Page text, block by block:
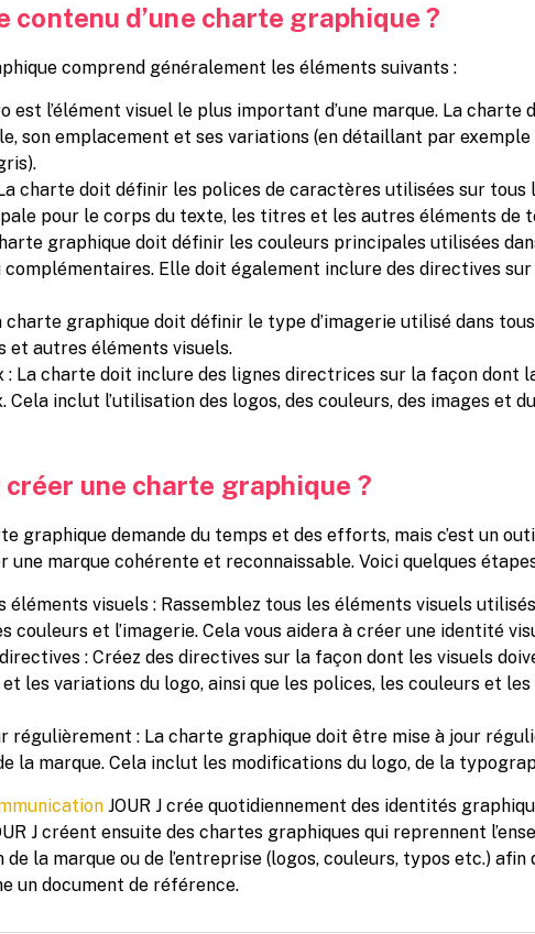
contenu d’une charte graphique ?
comprend généralement les éléments suivants :
est l’élément visuel le plus important d’une marque. La
son emplacement et ses variations (en détaillant par exemple
charte doit définir les polices de caractères utilisées sur tous
pour le corps du texte, les titres et les autres éléments de
graphique doit définir les couleurs principales utilisées
complémentaires. Elle doit également inclure des directives
charte graphique doit définir le type d’imagerie utilisé dans
et autres éléments visuels.
: La charte doit inclure des lignes directrices sur la façon dont
Cela inclut l’utilisation des logos, des couleurs, des images et
créer une charte graphique ?
graphique demande du temps et des efforts, mais c’est un
une marque cohérente et reconnaissable. Voici quelques
éléments visuels : Rassemblez tous les éléments visuels
couleurs et l’imagerie. Cela vous aidera à créer une identité
: Créez des directives sur la façon dont les visuels
et les variations du logo, ainsi que les polices, les couleurs et
régulièrement : La charte graphique doit être mise à jour
la marque. Cela inclut les modifications du logo, de la
JOUR J crée quotidiennement des identités
J créent ensuite des chartes graphiques qui reprennent
la marque ou de l’entreprise (logos, couleurs, typos etc.)
un document de référence.